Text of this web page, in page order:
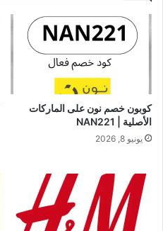
كوبون خصم نون على الماركات
الأصلية | NAN221
يونيو 8, 2026